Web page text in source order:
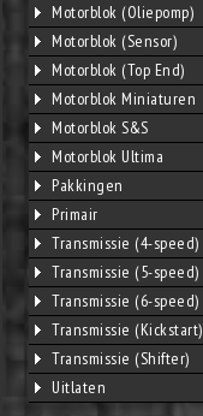
Motorblok (Oliepomp)
Motorblok (Sensor)
Motorblok (Top End)
Motorblok Miniaturen
Motorblok S&S
Motorblok Ultima
Pakkingen
Primair
Transmissie (4-speed)
Transmissie (5-speed)
Transmissie (6-speed)
Transmissie (Kickstart)
Transmissie (Shifter)
Uitlaten